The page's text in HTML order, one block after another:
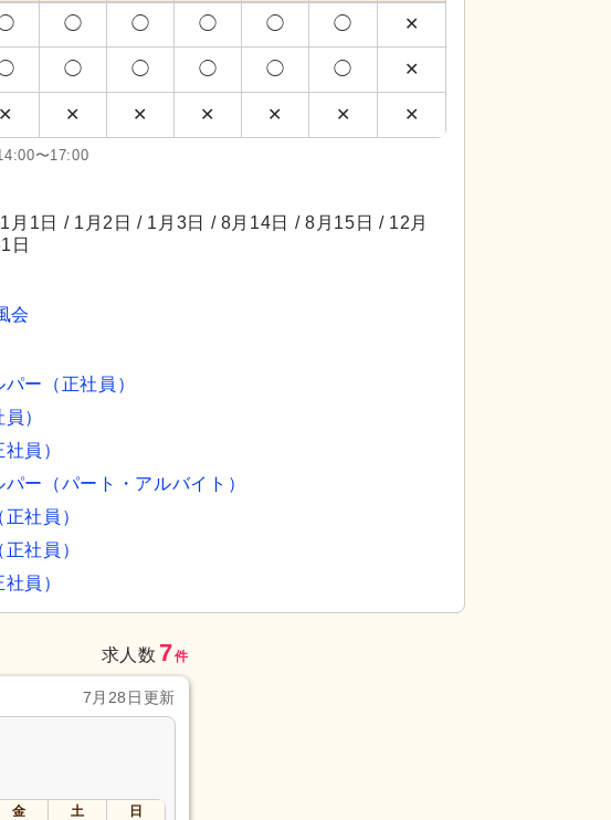
◯ ◯ ◯ ◯ ◯ ✕
◯ ◯ ◯ ◯ ◯ ✕
✕ ✕ ✕ ✕ ✕ ✕ ✕
〜17:00
月1日 / 1月2日 / 1月3日 / 8月14日 / 8月15日 / 12月
日
会
ー（正社員）
）
員）
ー（パート・アルバイト）
社員）
社員）
員）
求人数 7件
7月28日更新
金 土 日